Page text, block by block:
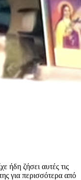
ήδη ζήσει αυτές τις
για περισσότερα από